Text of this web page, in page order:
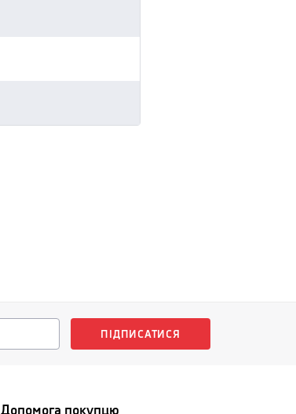
ПІДПИСАТИСЯ
Допомога покупцю